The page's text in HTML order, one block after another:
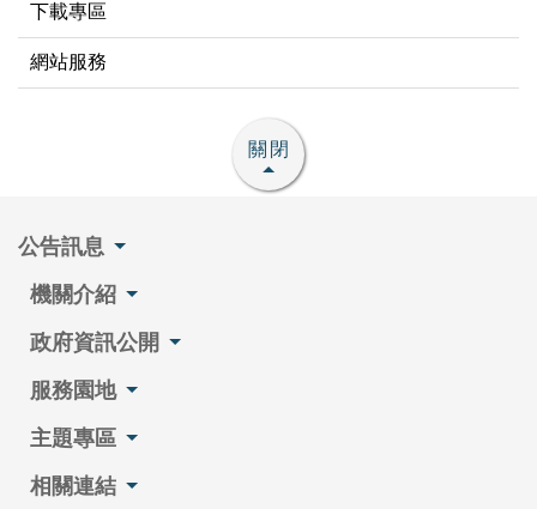
下載專區
網站服務
關閉
公告訊息
機關介紹
政府資訊公開
服務園地
主題專區
相關連結